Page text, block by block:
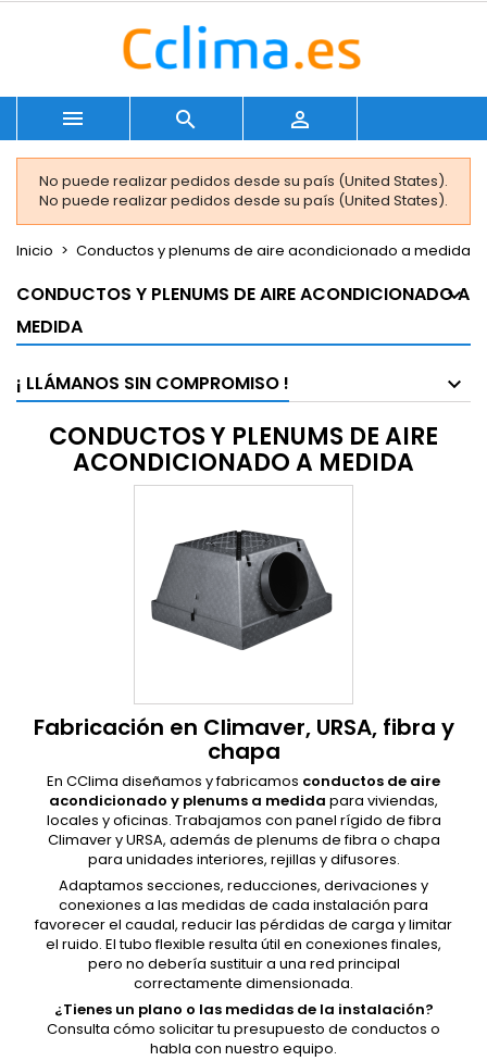
  
No puede realizar pedidos desde su país (United States).
No puede realizar pedidos desde su país (United States).
Inicio Conductos y plenums de aire acondicionado a medida
CONDUCTOS Y PLENUMS DE AIRE ACONDICIONADO A
MEDIDA
¡ LLÁMANOS SIN COMPROMISO !
CONDUCTOS Y PLENUMS DE AIRE
ACONDICIONADO A MEDIDA
Fabricación en Climaver, URSA, fibra y
chapa
En CClima diseñamos y fabricamos conductos de aire
acondicionado y plenums a medida para viviendas,
locales y oficinas. Trabajamos con panel rígido de fibra
Climaver y URSA, además de plenums de fibra o chapa
para unidades interiores, rejillas y difusores.
Adaptamos secciones, reducciones, derivaciones y
conexiones a las medidas de cada instalación para
favorecer el caudal, reducir las pérdidas de carga y limitar
el ruido. El tubo flexible resulta útil en conexiones finales,
pero no debería sustituir a una red principal
correctamente dimensionada.
¿Tienes un plano o las medidas de la instalación?
Consulta cómo solicitar tu presupuesto de conductos o
habla con nuestro equipo.